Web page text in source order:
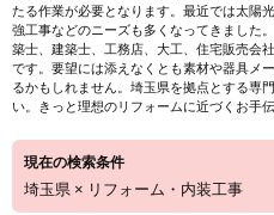
たる作業が必要となります。最近では太陽
強工事などのニーズも多くなってきました
築士、建築士、工務店、大工、住宅販売会
です。要望には添えなくとも素材や器具メ
るかもしれません。埼玉県を拠点とする専
い。きっと理想のリフォームに近づくお手
現在の検索条件
埼玉県 × リフォーム・内装工事